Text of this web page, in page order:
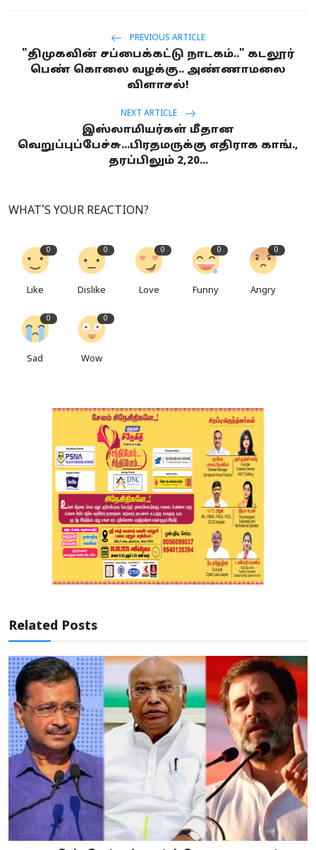
PREVIOUS ARTICLE
"திமுகவின் சப்பைக்கட்டு நாடகம்.." கடலூர்
பெண் கொலை வழக்கு.. அண்ணாமலை
விளாசல்!
NEXT ARTICLE
இஸ்லாமியர்கள் மீதான
வெறுப்புப்பேச்சு...பிரதமருக்கு எதிராக காங்.,
தரப்பிலும் 2,20...
WHAT'S YOUR REACTION?
0
Like
0
Dislike
0
Love
0
Funny
0
Angry
0
Sad
0
Wow
Related Posts